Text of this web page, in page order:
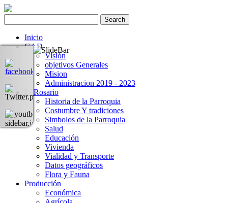
Inicio
GAD
Visión
objetivos Generales
Mision
Administracion 2019 - 2023
El Rosario
Historia de la Parroquia
Costumbre Y tradiciones
Simbolos de la Parroquia
Salud
Educación
Vivienda
Vialidad y Transporte
Datos geográficos
Flora y Fauna
Producción
Económica